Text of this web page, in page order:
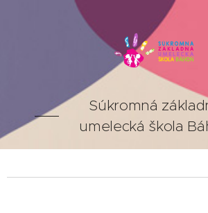
Súkromná
umelecká škola